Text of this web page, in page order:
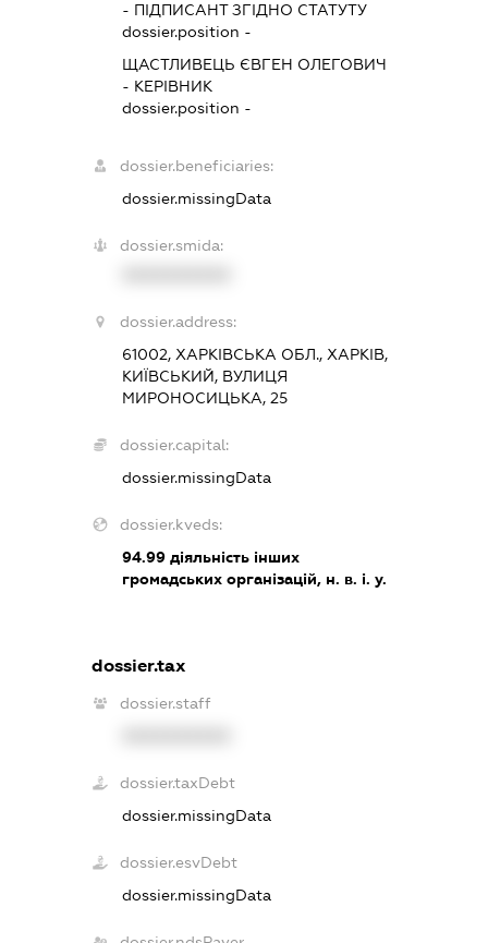
- ПІДПИСАНТЗГІДНО СТАТУТУ
dossier.position -
ЩАСТЛИВЕЦЬ ЄВГЕН ОЛЕГОВИЧ
- КЕРІВНИК
dossier.position -
dossier.beneficiaries:
dossier.missingData
dossier.smida:
dossier.address:
61002, ХАРКІВСЬКА ОБЛ., ХАРКІВ,
КИЇВСЬКИЙ, ВУЛИЦЯ
МИРОНОСИЦЬКА, 25
dossier.capital:
dossier.missingData
dossier.kveds:
94.99 діяльність інших
громадських організацій, н. в. і. у.
dossier.tax
dossier.staff
dossier.taxDebt
dossier.missingData
dossier.esvDebt
dossier.missingData